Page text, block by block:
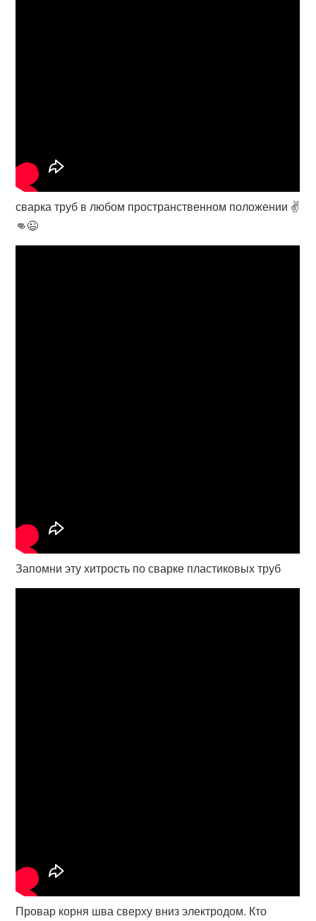
сварка труб в любом пространственном положении ✌️
👊😉
Запомни эту хитрость по сварке пластиковых труб
Провар корня шва сверху вниз электродом. Кто